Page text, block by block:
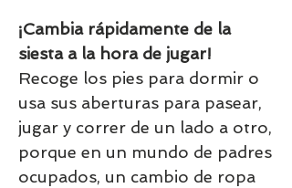
¡Cambia rápidamente de la
siesta a la hora de jugar!
Recoge los pies para dormir o
usa sus aberturas para pasear,
jugar y correr de un lado a otro,
porque en un mundo de padres
ocupados, un cambio de ropa